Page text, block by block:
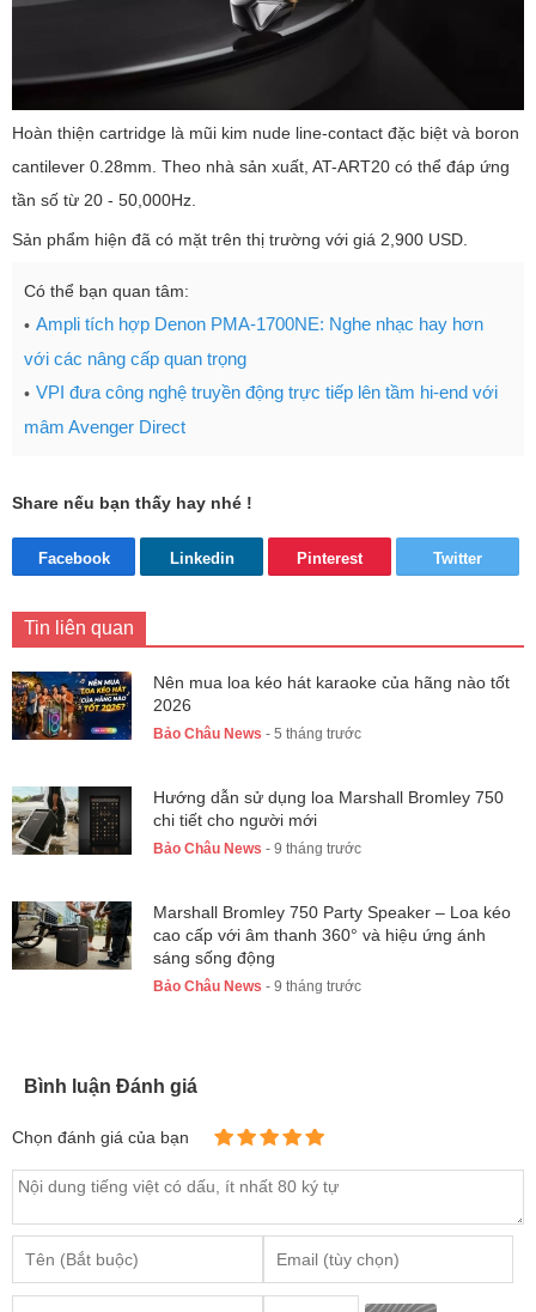
Hoàn thiện cartridge là mũi kim nude line-contact đặc biệt và boron
cantilever 0.28mm. Theo nhà sản xuất, AT-ART20 có thể đáp ứng
tần số từ 20 - 50,000Hz.
Sản phẩm hiện đã có mặt trên thị trường với giá 2,900 USD.
Có thể bạn quan tâm:
Ampli tích hợp Denon PMA-1700NE: Nghe nhạc hay hơn
với các nâng cấp quan trọng
VPI đưa công nghệ truyền động trực tiếp lên tầm hi-end với
mâm Avenger Direct
Share nếu bạn thấy hay nhé !
Facebook Linkedin Pinterest Twitter
Tin liên quan
Nên mua loa kéo hát karaoke của hãng nào tốt
2026
Bảo Châu News - 5 tháng trước
Hướng dẫn sử dụng loa Marshall Bromley 750
chi tiết cho người mới
Bảo Châu News - 9 tháng trước
Marshall Bromley 750 Party Speaker – Loa kéo
cao cấp với âm thanh 360° và hiệu ứng ánh
sáng sống động
Bảo Châu News - 9 tháng trước
Bình luận Đánh giá
Chọn đánh giá của bạn